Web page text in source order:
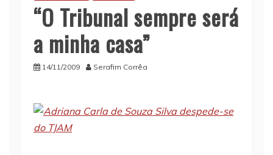
“O Tribunal sempre será
a minha casa”
14/11/2009 Serafim Corrêa